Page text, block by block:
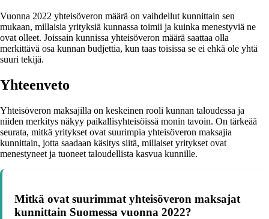
Vuonna 2022 yhteisöveron määrä on vaihdellut kunnittain sen
mukaan, millaisia yrityksiä kunnassa toimii ja kuinka menestyviä ne
ovat olleet. Joissain kunnissa yhteisöveron määrä saattaa olla
merkittävä osa kunnan budjettia, kun taas toisissa se ei ehkä ole yhtä
suuri tekijä.
Yhteenveto
Yhteisöveron maksajilla on keskeinen rooli kunnan taloudessa ja
niiden merkitys näkyy paikallisyhteisöissä monin tavoin. On tärkeää
seurata, mitkä yritykset ovat suurimpia yhteisöveron maksajia
kunnittain, jotta saadaan käsitys siitä, millaiset yritykset ovat
menestyneet ja tuoneet taloudellista kasvua kunnille.
Mitkä ovat suurimmat yhteisöveron maksajat
kunnittain Suomessa vuonna 2022?